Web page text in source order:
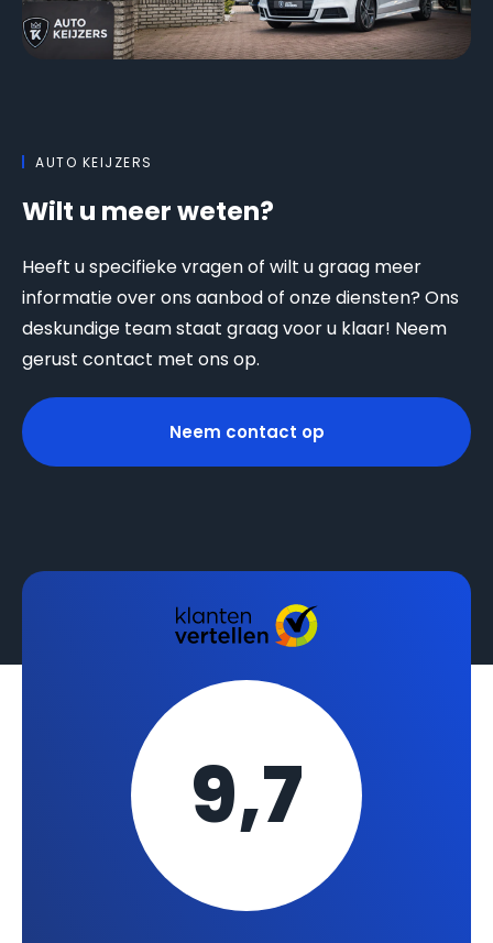
AUTO KEIJZERS
Wilt u meer weten?
Heeft u specifieke vragen of wilt u graag meer
informatie over ons aanbod of onze diensten? Ons
deskundige team staat graag voor u klaar! Neem
gerust contact met ons op.
Neem contact op
9,7